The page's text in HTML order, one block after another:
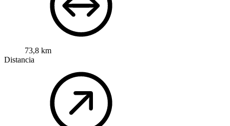
73,8 km
Distancia